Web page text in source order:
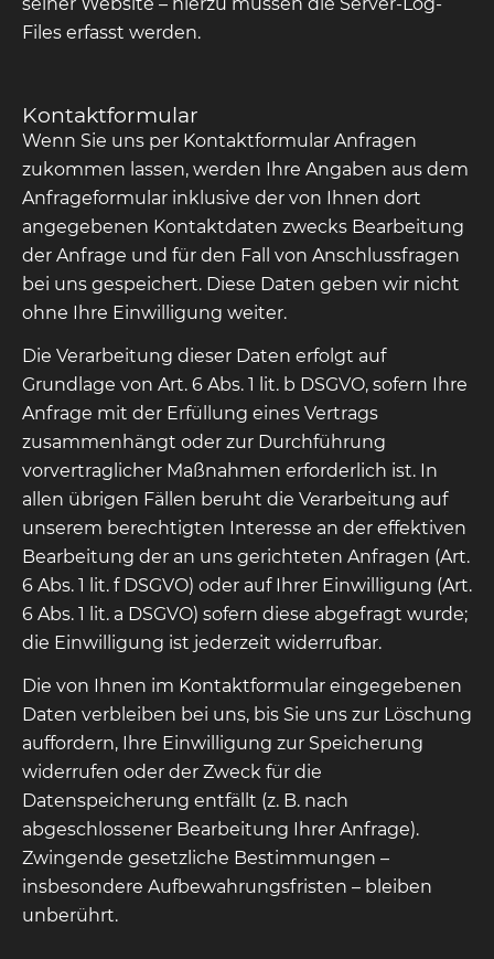
Files erfasst werden.
Kontaktformular
Wenn Sie uns per Kontaktformular Anfragen
zukommen lassen, werden Ihre Angaben aus dem
Anfrageformular inklusive der von Ihnen dort
angegebenen Kontaktdaten zwecks Bearbeitung
der Anfrage und für den Fall von Anschlussfragen
bei uns gespeichert. Diese Daten geben wir nicht
ohne Ihre Einwilligung weiter.
Die Verarbeitung dieser Daten erfolgt auf
Grundlage von Art. 6 Abs. 1 lit. b DSGVO, sofern Ihre
Anfrage mit der Erfüllung eines Vertrags
zusammenhängt oder zur Durchführung
vorvertraglicher Maßnahmen erforderlich ist. In
allen übrigen Fällen beruht die Verarbeitung auf
unserem berechtigten Interesse an der effektiven
Bearbeitung der an uns gerichteten Anfragen (Art.
6 Abs. 1 lit. f DSGVO) oder auf Ihrer Einwilligung (Art.
6 Abs. 1 lit. a DSGVO) sofern diese abgefragt wurde;
die Einwilligung ist jederzeit widerrufbar.
Die von Ihnen im Kontaktformular eingegebenen
Daten verbleiben bei uns, bis Sie uns zur Löschung
auffordern, Ihre Einwilligung zur Speicherung
widerrufen oder der Zweck für die
Datenspeicherung entfällt (z. B. nach
abgeschlossener Bearbeitung Ihrer Anfrage).
Zwingende gesetzliche Bestimmungen –
insbesondere Aufbewahrungsfristen – bleiben
unberührt.